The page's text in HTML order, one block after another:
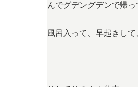
んでグデングデンで帰っ
風呂入って、早起きし